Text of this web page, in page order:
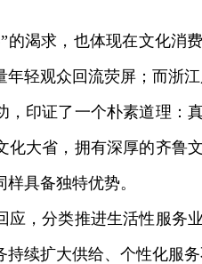
渴求，也体现在文化消
轻观众回流荧屏；而浙
印证了一个朴素道理：
化大省，拥有深厚的齐鲁
具备独特优势。
，分类推进生活性服务
持续扩大供给、个性化服